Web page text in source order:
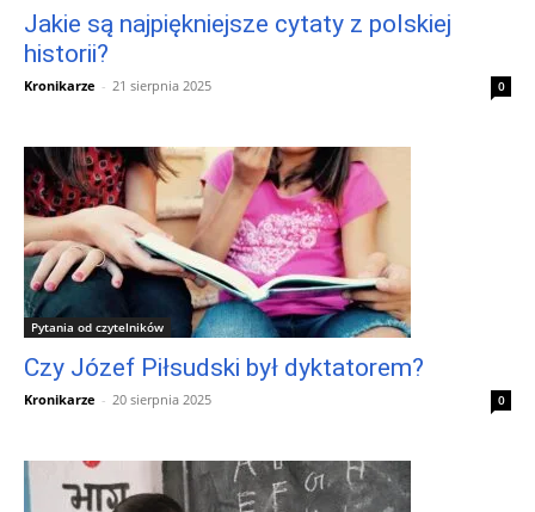
Jakie są najpiękniejsze cytaty z polskiej
historii?
Kronikarze - 21 sierpnia 2025 0
Pytania od czytelników
Czy Józef Piłsudski był dyktatorem?
Kronikarze - 20 sierpnia 2025 0